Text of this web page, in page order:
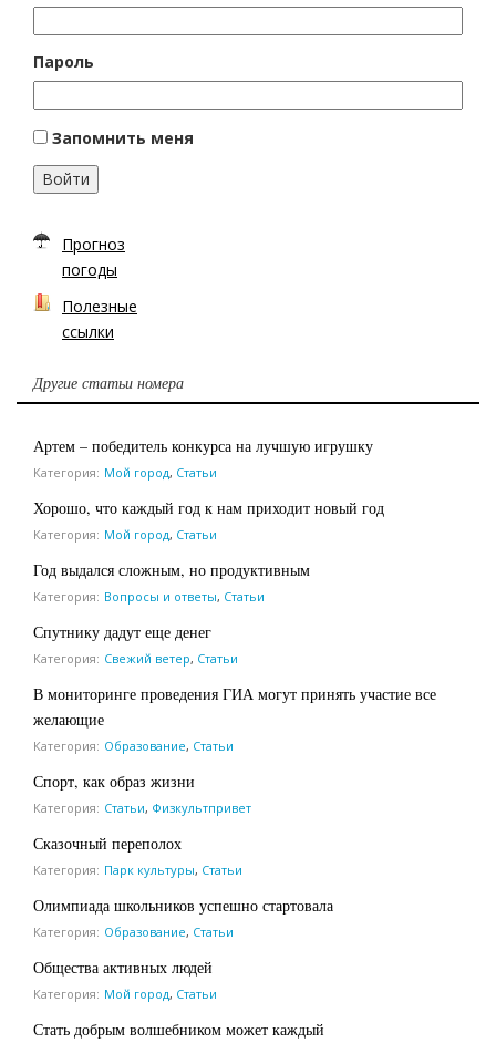
Пароль
Запомнить меня
Войти
Прогноз
погоды
Полезные
ссылки
Другие статьи номера
Артем – победитель конкурса на лучшую игрушку
Категория: Мой город, Статьи
Хорошо, что каждый год к нам приходит новый год
Категория: Мой город, Статьи
Год выдался сложным, но продуктивным
Категория: Вопросы и ответы, Статьи
Спутнику дадут еще денег
Категория: Свежий ветер, Статьи
В мониторинге проведения ГИА могут принять участие все
желающие
Категория: Образование, Статьи
Спорт, как образ жизни
Категория: Статьи, Физкультпривет
Сказочный переполох
Категория: Парк культуры, Статьи
Олимпиада школьников успешно стартовала
Категория: Образование, Статьи
Общества активных людей
Категория: Мой город, Статьи
Стать добрым волшебником может каждый